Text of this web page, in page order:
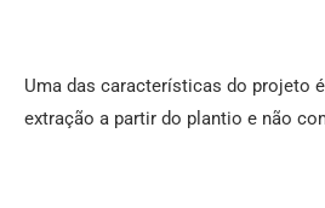
Uma das características do projeto
extração a partir do plantio e não